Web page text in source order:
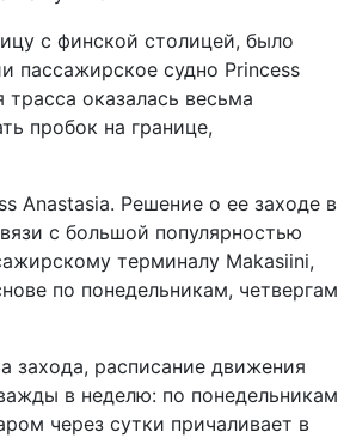
с финской столицей, было
пассажирское судно Princess
оказалась весьма
пробок на границе,
Anastasia. Решение о ее заходе в
с большой популярностью
терминалу Makasiini,
по понедельникам, четвергам
захода, расписание движения
в неделю: по понедельникам
через сутки причаливает в